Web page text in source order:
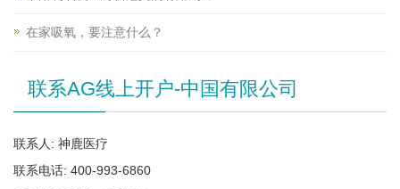
在家吸氧，要注意什么？
联系AG线上开户-中国有限公司
联系人: 神鹿医疗
联系电话: 400-993-6860